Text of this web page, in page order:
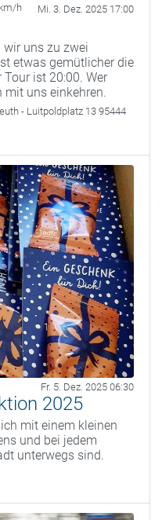
h Mi. 3. Dez. 2025 17:00
uns zu zwei
etwas gemütlicher die
ist 20:00. Wer
uns einkehren.
- Luitpoldplatz 13 95444
Fr. 5. Dez. 2025 06:30
2025
mit einem kleinen
und bei jedem
unterwegs sind.